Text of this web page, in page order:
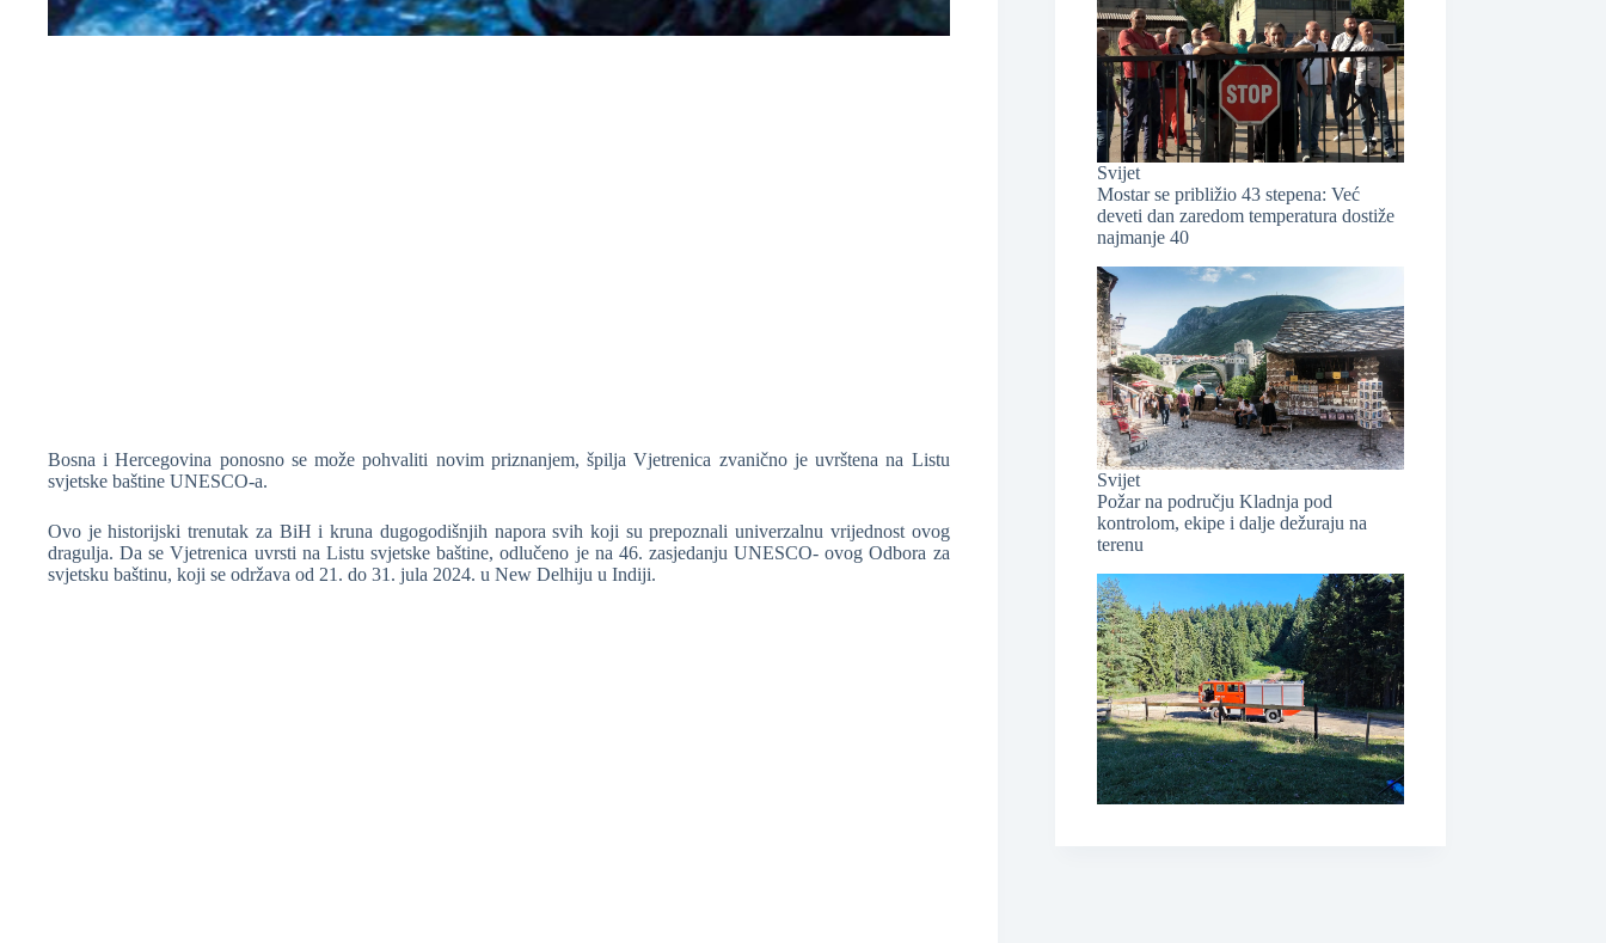
Bosna i Hercegovina ponosno se može pohvaliti novim priznanjem, špilja Vjetrenica zvanično je uvrštena na Listu
svjetske baštine UNESCO-a.
Ovo je historijski trenutak za BiH i kruna dugogodišnjih napora svih koji su prepoznali univerzalnu vrijednost ovog
dragulja. Da se Vjetrenica uvrsti na Listu svjetske baštine, odlučeno je na 46. zasjedanju UNESCO- ovog Odbora za
svjetsku baštinu, koji se održava od 21. do 31. jula 2024. u New Delhiju u Indiji.
Svijet
Mostar se približio 43 stepena: Već
deveti dan zaredom temperatura dostiže
najmanje 40
Svijet
Požar na području Kladnja pod
kontrolom, ekipe i dalje dežuraju na
terenu
❆
❆
❆